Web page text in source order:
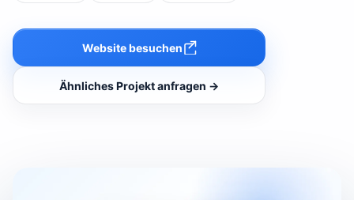
Website besuchen
Ähnliches Projekt anfragen →